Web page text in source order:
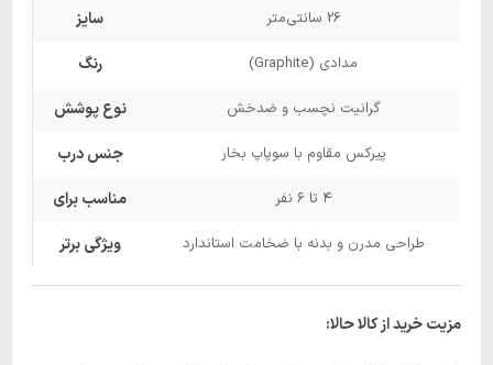
سایز
26 سانتی‌متر
رنگ مدادی (Graphite)
نوع پوشش گرانیت نچسب و ضدخش
جنس درب پیرکس مقاوم با سوپاپ بخار
مناسب برای ۴ تا ۶ نفر
ویژگی برتر طراحی مدرن و بدنه با ضخامت استاندارد
مزیت خرید از کالا حالا: